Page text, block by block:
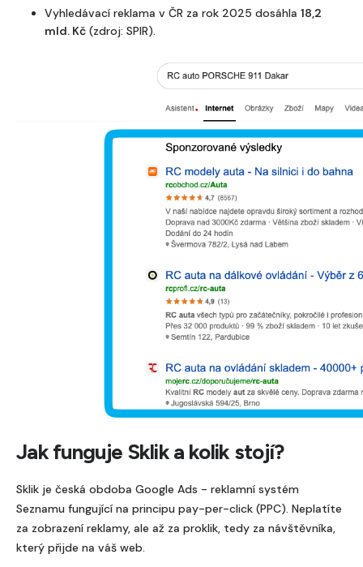
Vyhledávací reklama v ČR za rok 2025 dosáhla 18,2
mld. Kč (zdroj: SPIR).
Jak funguje Sklik a kolik stojí?
Sklik je česká obdoba Google Ads - reklamní systém
Seznamu fungující na principu pay-per-click (PPC). Neplatíte
za zobrazení reklamy, ale až za proklik, tedy za návštěvníka,
který přijde na váš web.